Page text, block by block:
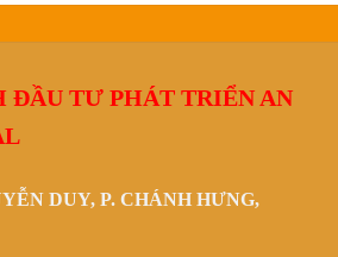
ĐẦU TƯ PHÁT TRIỂN AN
DUY, P. CHÁNH HƯNG,